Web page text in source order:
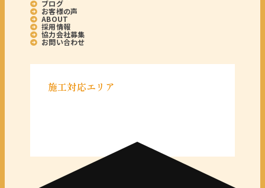
ブログ
お客様の声
ABOUT
採用情報
協力会社募集
お問い合わせ
施工対応エリア